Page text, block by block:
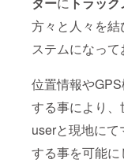
方々と人々を
ステムになって
位置情報や
する事により
userと現地に
する事を可能に